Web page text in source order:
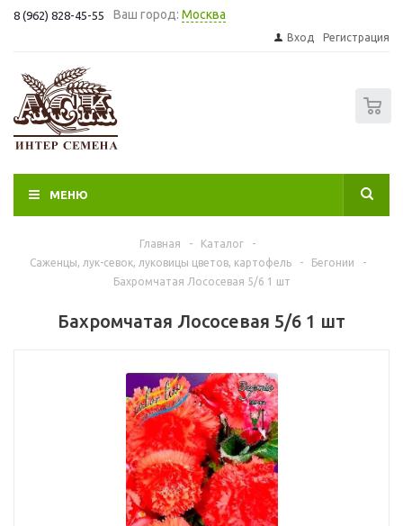
8 (962) 828-45-55 Ваш город: Москва
Вход Регистрация
МЕНЮ
Главная - Каталог
-
Саженцы, лук-севок, луковицы цветов, картофель
- Бегонии
-
Бахромчатая Лососевая 5/6 1 шт
Бахромчатая Лососевая 5/6 1 шт